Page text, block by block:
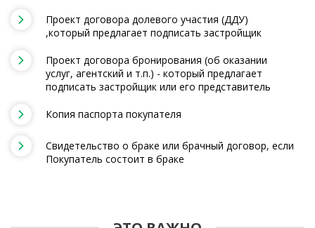
Проект договора долевого участия (ДДУ)
,который предлагает подписать застройщик
Проект договора бронирования (об оказании
услуг, агентский и т.п.) - который предлагает
подписать застройщик или его представитель
Копия паспорта покупателя
Свидетельство о браке или брачный договор, если
Покупатель состоит в браке